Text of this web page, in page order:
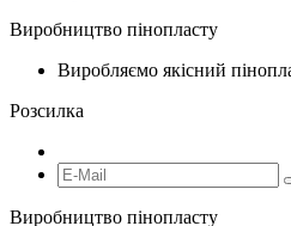
Виробництво пінопласту
Виробляємо якісний
Розсилка
Виробництво пінопласту